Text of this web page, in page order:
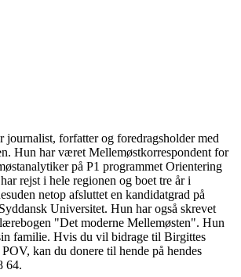
journalist, forfatter og foredragsholder med
Hun har været Mellemøstkorrespondent for
på P1 programmet Orientering
rejst i hele regionen og boet tre år i
netop afsluttet en kandidatgrad på
Universitet. Hun har også skrevet
"Det moderne Mellemøsten". Hun
familie. Hvis du vil bidrage til Birgittes
kan du donere til hende på hendes
64.